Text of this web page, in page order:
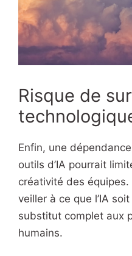
Risque de
Enfin, une
outils d’IA pourrait
créativité des
veiller à ce que l’IA
substitut complet aux
humains.